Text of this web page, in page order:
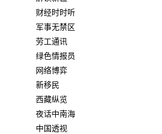
财经时时听
军事无禁区
劳工通讯
绿色情报员
网络博弈
新移民
西藏纵览
夜话中南海
中国透视